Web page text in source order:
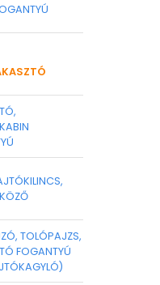
TOLÓPAJZS,
FOGANTYÚ